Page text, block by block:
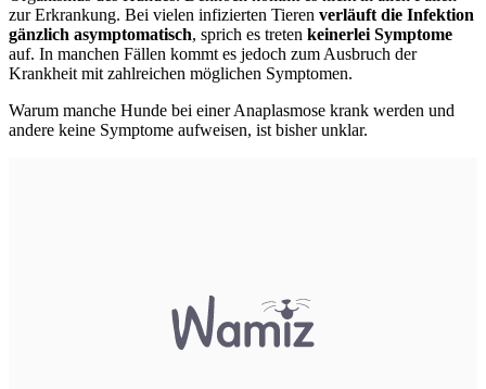
zur Erkrankung. Bei vielen infizierten Tieren verläuft die Infektion
gänzlich asymptomatisch, sprich es treten keinerlei Symptome
auf. In manchen Fällen kommt es jedoch zum Ausbruch der
Krankheit mit zahlreichen möglichen Symptomen.
Warum manche Hunde bei einer Anaplasmose krank werden und
andere keine Symptome aufweisen, ist bisher unklar.